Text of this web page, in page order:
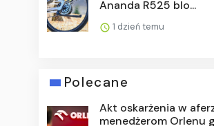
Ananda R525 blo...
1 dzień temu
Polecane
Akt oskarżenia w
menedżerom Orlenu